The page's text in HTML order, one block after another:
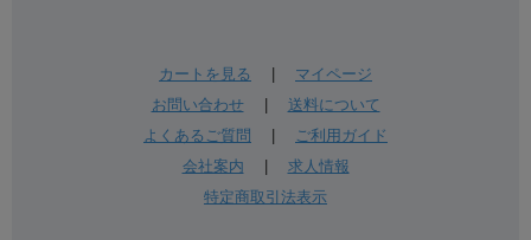
カートを見る
マイページ
お問い合わせ| 送料について
よくあるご質問
ご利用ガイド
会社案内
求人情報
特定商取引法表示